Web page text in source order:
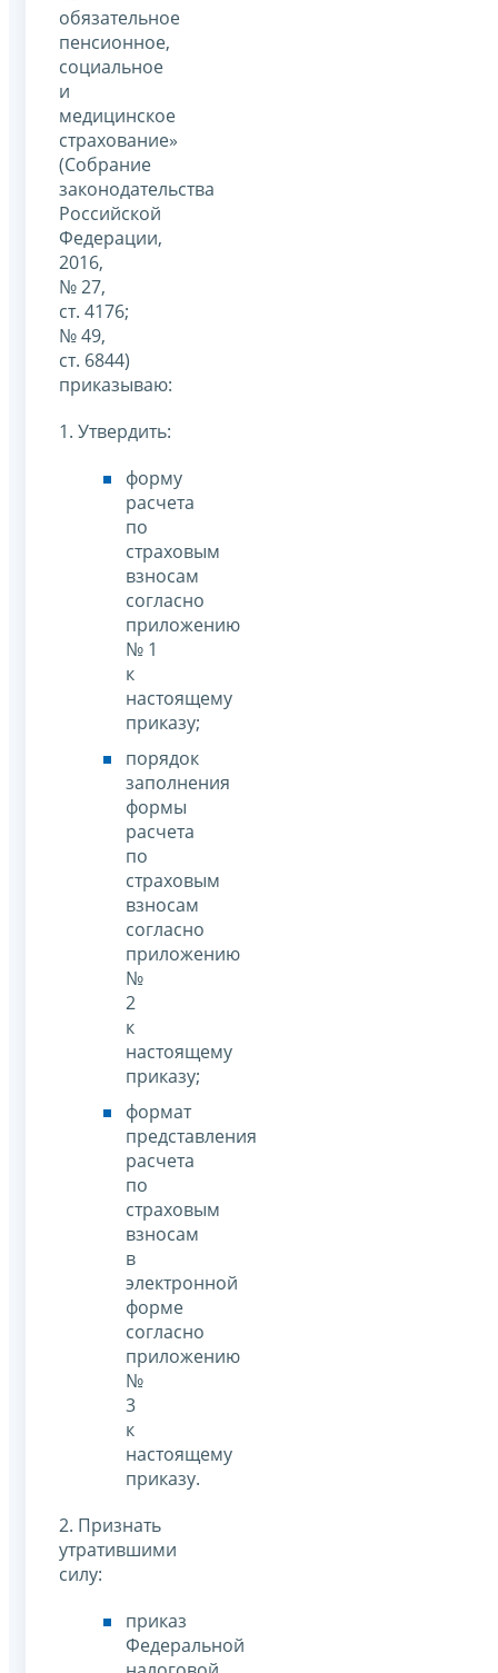
обязательное
пенсионное,
социальное
и
медицинское
страхование»
(Собрание
законодательства
Российской
Федерации,
2016,
№ 27,
ст. 4176;
№ 49,
ст. 6844)
приказываю:
1. Утвердить:
форму
расчета
по
страховым
взносам
согласно
приложению
№ 1
к
настоящему
приказу;
порядок
заполнения
формы
расчета
по
страховым
взносам
согласно
приложению
№
2
к
настоящему
приказу;
формат
представления
расчета
по
страховым
взносам
в
электронной
форме
согласно
приложению
№
3
к
настоящему
приказу.
2. Признать
утратившими
силу:
приказ
Федеральной